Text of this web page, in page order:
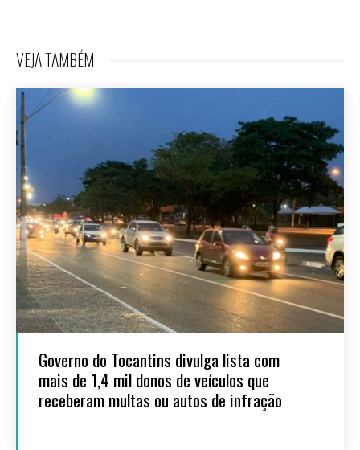
VEJA TAMBÉM
Governo do Tocantins divulga lista com
mais de 1,4 mil donos de veículos que
receberam multas ou autos de infração